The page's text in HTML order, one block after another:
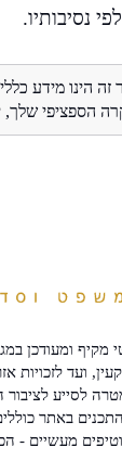
נסיבותיו.
הינו מידע
הספציפי שלך,
ומעודכן
ועד
לסייע לציבור
באתר
מעשיים -